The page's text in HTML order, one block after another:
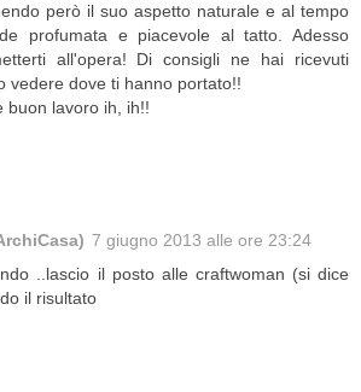
però il suo aspetto naturale e al tempo
profumata e piacevole al tatto. Adesso
all'opera! Di consigli ne hai ricevuti
vedere dove ti hanno portato!!
buon lavoro ih, ih!!
7 giugno 2013 alle ore 23:24
..lascio il posto alle craftwoman (si dice
il risultato